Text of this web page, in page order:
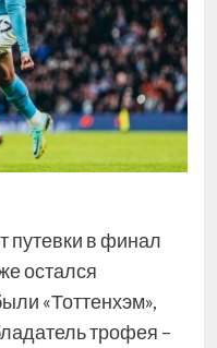
путевки в финал
остался
«Тоттенхэм»,
трофея –